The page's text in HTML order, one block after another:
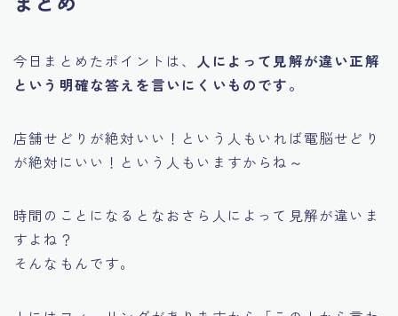
今日まとめたポイントは、
人によって見解が違い正解
という明確な答えを言いにくいものです。
店舗せどりが絶対いい！という人もいれば電脳せどり
が絶対にいい！という人もいますからね～
時間のことになるとなおさら人によって見解が違いま
すよね？
そんなもんです。